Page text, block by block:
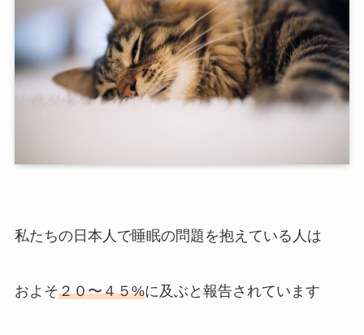
私たちの日本人で睡眠の問題を抱えている人は
およそ２０〜４５%に及ぶと報告されています